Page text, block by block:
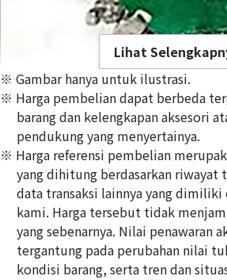
Emerald ring 3.34ct
Referensi Harga Buyback
34.207.003
Lihat
※ Gambar hanya untuk ilustrasi.
※ Harga pembelian dapat berbeda
barang dan kelengkapan aksesori
pendukung yang menyertainya.
※ Harga referensi pembelian
yang dihitung berdasarkan riwayat
data transaksi lainnya yang dimiliki
kami. Harga tersebut tidak
yang sebenarnya. Nilai penawaran
tergantung pada perubahan nilai
kondisi barang, serta tren dan